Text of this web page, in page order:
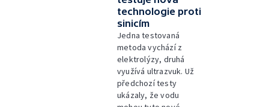
technologie proti
sinicím
Jedna testovaná
metoda vychází z
elektrolýzy, druhá
využívá ultrazvuk. Už
předchozí testy
ukázaly, že vodu